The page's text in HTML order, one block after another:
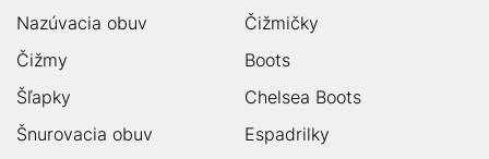
Nazúvacia obuv
Čižmičky
Čižmy
Boots
Šľapky
Chelsea Boots
Šnurovacia obuv
Espadrilky